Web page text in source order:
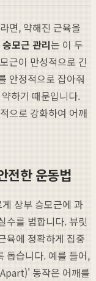
면, 약해진 근육을
승모근 관리는 이 두
근이 만성적으로 긴
안정적으로 잡아줘
하기 때문입니다.
으로 강화하여 어깨
전한 운동법
상부 승모근에 과
수를 범합니다. 뷰릿
육에 정확하게 집중
돕습니다. 예를 들어,
동작은 어깨를